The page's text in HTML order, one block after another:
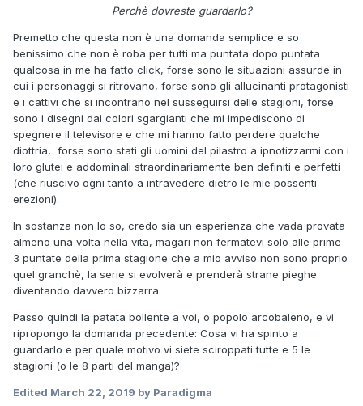
Perchè dovreste guardarlo?
Premetto che questa non è una domanda semplice e so
benissimo che non è roba per tutti ma puntata dopo puntata
qualcosa in me ha fatto click, forse sono le situazioni assurde in
cui i personaggi si ritrovano, forse sono gli allucinanti protagonisti
e i cattivi che si incontrano nel susseguirsi delle stagioni, forse
sono i disegni dai colori sgargianti che mi impediscono di
spegnere il televisore e che mi hanno fatto perdere qualche
diottria, forse sono stati gli uomini del pilastro a ipnotizzarmi con i
loro glutei e addominali straordinariamente ben definiti e perfetti
(che riuscivo ogni tanto a intravedere dietro le mie possenti
erezioni).
In sostanza non lo so, credo sia un esperienza che vada provata
almeno una volta nella vita, magari non fermatevi solo alle prime
3 puntate della prima stagione che a mio avviso non sono proprio
quel granchè, la serie si evolverà e prenderà strane pieghe
diventando davvero bizzarra.
Passo quindi la patata bollente a voi, o popolo arcobaleno, e vi
ripropongo la domanda precedente: Cosa vi ha spinto a
guardarlo e per quale motivo vi siete sciroppati tutte e 5 le
stagioni (o le 8 parti del manga)?
Edited March 22, 2019 by Paradigma